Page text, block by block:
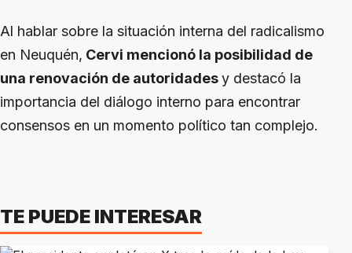
Al hablar sobre la situación interna del radicalismo
en Neuquén, Cervi mencionó la posibilidad de
una renovación de autoridadesy destacó la
importancia del diálogo interno para encontrar
consensos en un momento político tan complejo.
TE PUEDE INTERESAR